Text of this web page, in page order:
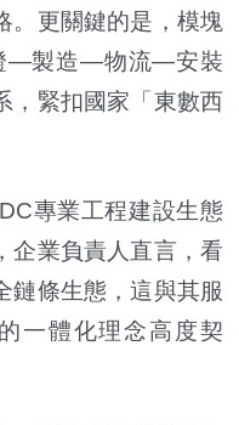
。更關鍵的是，模塊
—製造—物流—安裝
，緊扣國家「東數西
專業工程建設生態
企業負責人直言，看
條生態，這與其服
一體化理念高度契